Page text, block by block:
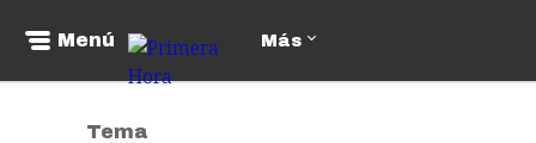
Menú Más
Tema